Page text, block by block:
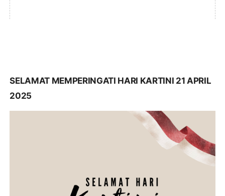
SELAMAT MEMPERINGATI HARI KARTINI 21 APRIL
2025